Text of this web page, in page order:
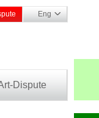
Eng
Dispute